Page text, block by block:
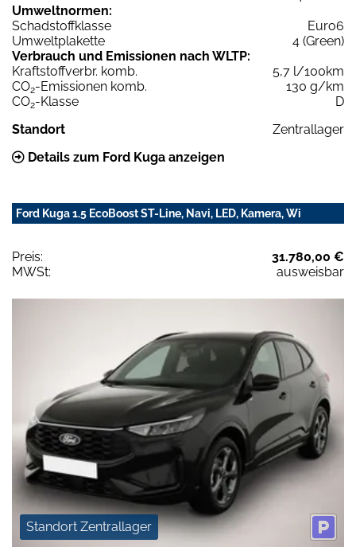
Umweltnormen:
Schadstoffklasse
Euro6
Umweltplakette
4 (Green)
Verbrauch und Emissionen nach WLTP:
Kraftstoffverbr. komb.
5,7 l/100km
CO2-Emissionen komb.
130 g/km
CO2-Klasse
D
Standort
Zentrallager
Details zum Ford Kuga anzeigen
Ford Kuga 1.5 EcoBoost ST-Line, Navi, LED, Kamera, Wi
Preis:
31.780,00 €
MWSt:
ausweisbar
Standort Zentrallager